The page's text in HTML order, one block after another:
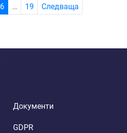
6(current)
… 19 Следваща
Документи
GDPR